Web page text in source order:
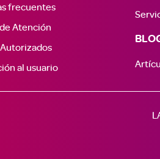
frecuentes
Atención
al usuario